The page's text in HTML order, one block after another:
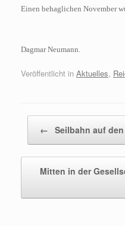
Einen behaglichen November
Dagmar Neumann.
Veröffentlicht in Aktuelles,
← Seilbahn auf
Mitten in der